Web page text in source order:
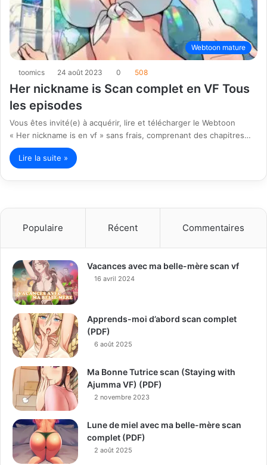
Webtoon mature
toomics 24 août 2023 0 508
Her nickname is Scan complet en VF Tous
les episodes
Vous êtes invité(e) à acquérir, lire et télécharger le Webtoon
« Her nickname is en vf » sans frais, comprenant des chapitres…
Lire la suite »
Populaire Récent Commentaires
Vacances avec ma belle-mère scan vf
16 avril 2024
Apprends-moi d’abord scan complet
(PDF)
6 août 2025
Ma Bonne Tutrice scan (Staying with
Ajumma VF) (PDF)
2 novembre 2023
Lune de miel avec ma belle-mère scan
complet (PDF)
2 août 2025